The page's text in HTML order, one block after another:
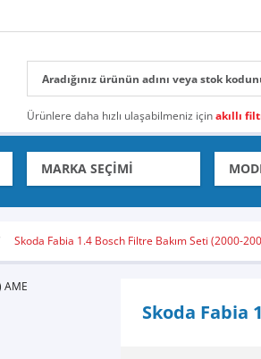
Ürünlere daha hızlı ulaşabilmeniz içinakıllı
Skoda Fabia 1.4 Bosch Filtre Bakım Seti (2000-
Skoda Fabia